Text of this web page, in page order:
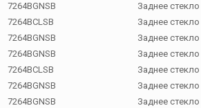
7264BGNSB
Заднее стекло
7264BCLSB
Заднее стекло
7264BGNSB
Заднее стекло
7264BGNSB
Заднее стекло
7264BCLSB
Заднее стекло
7264BGNSB
Заднее стекло
7264BGNSB
Заднее стекло